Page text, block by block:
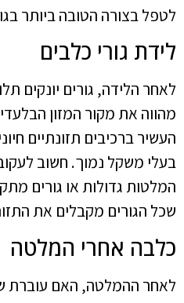
לטפל בצורה הטובה ביותר
לידת גורי כלבים
לאחר הלידה, גורים יונקים
מהווה את מקור המזון
העשיר ברכיבים תזונתיים
בעלי משקל נמוך. חשוב
המלטות גדולות או גורים
שכל הגורים מקבלים את
כלבה אחרי המלטה
לאחר ההמלטה, האם עוברת